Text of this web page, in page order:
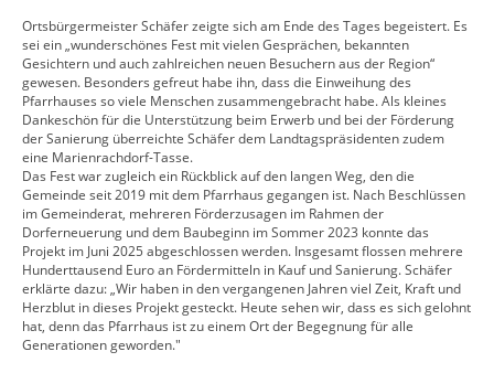
Ortsbürgermeister Schäfer zeigte sich am Ende des Tages begeistert. Es
sei ein „wunderschönes Fest mit vielen Gesprächen, bekannten
Gesichtern und auch zahlreichen neuen Besuchern aus der Region“
gewesen. Besonders gefreut habe ihn, dass die Einweihung des
Pfarrhauses so viele Menschen zusammengebracht habe. Als kleines
Dankeschön für die Unterstützung beim Erwerb und bei der Förderung
der Sanierung überreichte Schäfer dem Landtagspräsidenten zudem
eine Marienrachdorf-Tasse.
Das Fest war zugleich ein Rückblick auf den langen Weg, den die
Gemeinde seit 2019 mit dem Pfarrhaus gegangen ist. Nach Beschlüssen
im Gemeinderat, mehreren Förderzusagen im Rahmen der
Dorferneuerung und dem Baubeginn im Sommer 2023 konnte das
Projekt im Juni 2025 abgeschlossen werden. Insgesamt flossen mehrere
Hunderttausend Euro an Fördermitteln in Kauf und Sanierung. Schäfer
erklärte dazu: „Wir haben in den vergangenen Jahren viel Zeit, Kraft und
Herzblut in dieses Projekt gesteckt. Heute sehen wir, dass es sich gelohnt
hat, denn das Pfarrhaus ist zu einem Ort der Begegnung für alle
Generationen geworden."